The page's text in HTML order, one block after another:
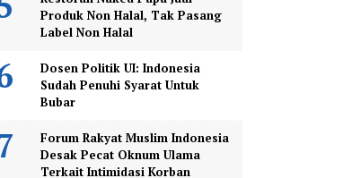
Produk Non Halal, Tak Pasang
Label Non Halal
Dosen Politik UI: Indonesia
Sudah Penuhi Syarat Untuk
Bubar
Forum Rakyat Muslim Indonesia
Desak Pecat Oknum Ulama
Terkait Intimidasi Korban